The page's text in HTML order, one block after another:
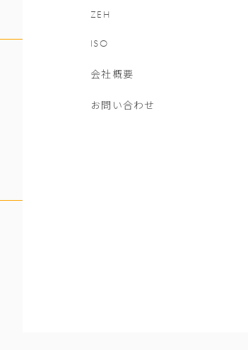
ZEH
ISO
会社概要
お問い合わせ